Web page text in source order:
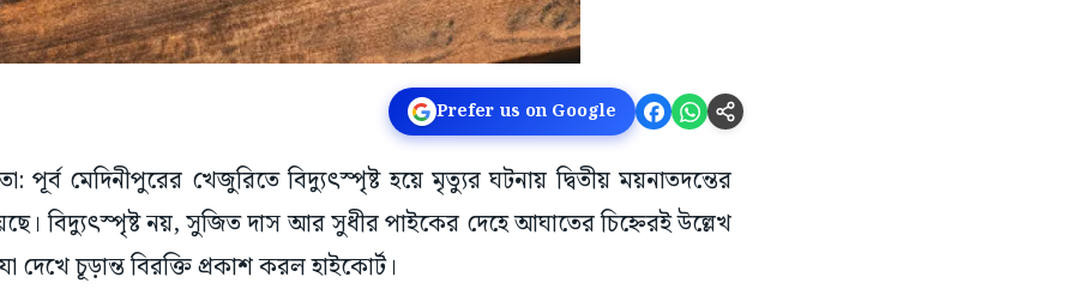
Prefer us on Google
পূর্ব মেদিনীপুরের খেজুরিতে বিদ্যুৎস্পৃষ্ট হয়ে মৃত্যুর ঘটনায় দ্বিতীয় ময়নাতদন্তের
বিদ্যুৎস্পৃষ্ট নয়, সুজিত দাস আর সুধীর পাইকের দেহে আঘাতের চিহ্নেরই উল্লেখ
দেখে চূড়ান্ত বিরক্তি প্রকাশ করল হাইকোর্ট।